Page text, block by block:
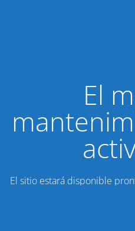
El
El sitio estará disponible